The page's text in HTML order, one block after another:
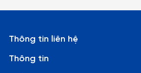
Thông tin liên hệ
Thông tin